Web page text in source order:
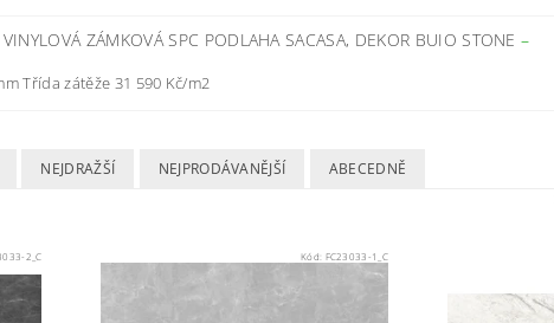
ZÁMKOVÁ SPC PODLAHA SACASA, DEKOR BUIO STONE–
Třída zátěže 31 590 Kč/m2
NEJDRAŽŠÍ NEJPRODÁVANĚJŠÍ ABECEDNĚ
2_C Kód: FC23033-1_C